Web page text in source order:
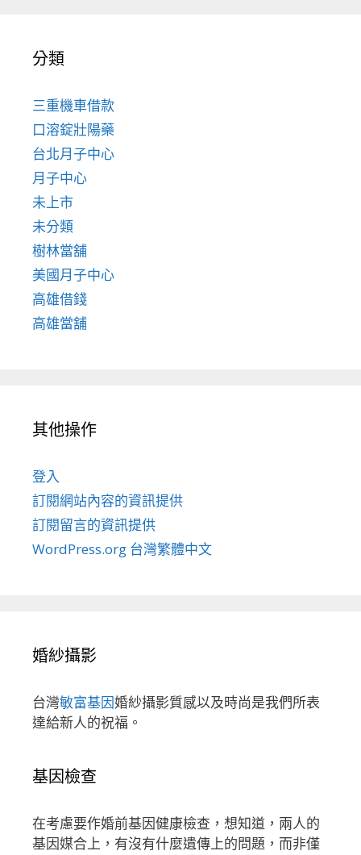
分類
三重機車借款
口溶錠壯陽藥
台北月子中心
月子中心
未上市
未分類
樹林當舖
美國月子中心
高雄借錢
高雄當舖
其他操作
登入
訂閱網站內容的資訊提供
訂閱留言的資訊提供
WordPress.org 台灣繁體中文
婚紗攝影
台灣敏富基因婚紗攝影質感以及時尚是我們所表
達給新人的祝福。
基因檢查
在考慮要作婚前基因健康檢查，想知道，兩人的
基因媒合上，有沒有什麼遺傳上的問題，而非僅